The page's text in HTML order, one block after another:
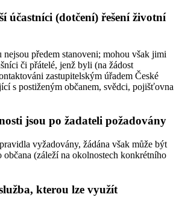
účastníci (dotčení) řešení životní
nejsou předem stanoveni; mohou však jimi
či přátelé, jenž byli (na žádost
zastupitelským úřadem České
s postiženým občanem, svědci, pojišťovna
jsou po žadateli požadovány
vyžadovány, žádána však může být
občana (záleží na okolnostech konkrétního
kterou lze využít